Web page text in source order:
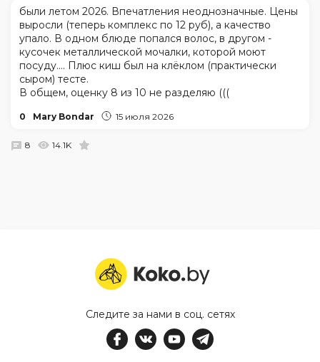
были летом 2026. Впечатления неоднозначные. Цены
выросли (теперь комплекс по 12 руб), а качество
упало. В одном блюде попался волос, в другом -
кусочек металлической мочалки, которой моют
посуду.... Плюс киш был на клёклом (практически
сыром) тесте.
В общем, оценку 8 из 10 не разделяю (((
0 Mary Bondar 15 июля 2026
8 14.1K
Следите за нами в соц. сетях